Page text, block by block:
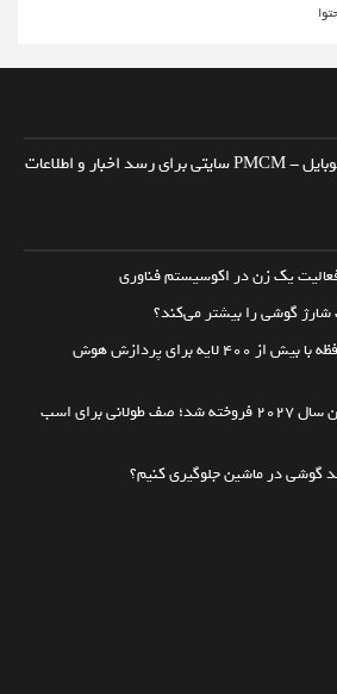
پایگاه مرکزخبر کامپیوتر و موبایل - PMCM سایتی برای رسد اخبار و اطلاعات
فعالیت یک زن در اکوسیستم فناوری
شارژ گوشی را بیشتر می‌کند؟
سامسونگ از اولین تراشه حافظه با بیش از ۴۰۰ لایه برای پردازش هوش
تمامی محصولات فراری تا پایان سال ۲۰۲۷ فروخته شد؛ صف طولانی برای اسب
گوشی در ماشین جلوگیری کنیم؟